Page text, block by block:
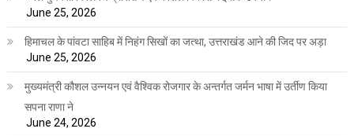
June 25, 2026
हिमाचल के पांवटा साहिब में निहंग सिखों का जत्था, उत्तराखंड आने की जिद पर अड़ा
June 25, 2026
मुख्यमंत्री कौशल उन्नयन एवं वैश्विक रोजगार के अन्तर्गत जर्मन भाषा में उर्तीण किया
सपना राणा ने
June 24, 2026